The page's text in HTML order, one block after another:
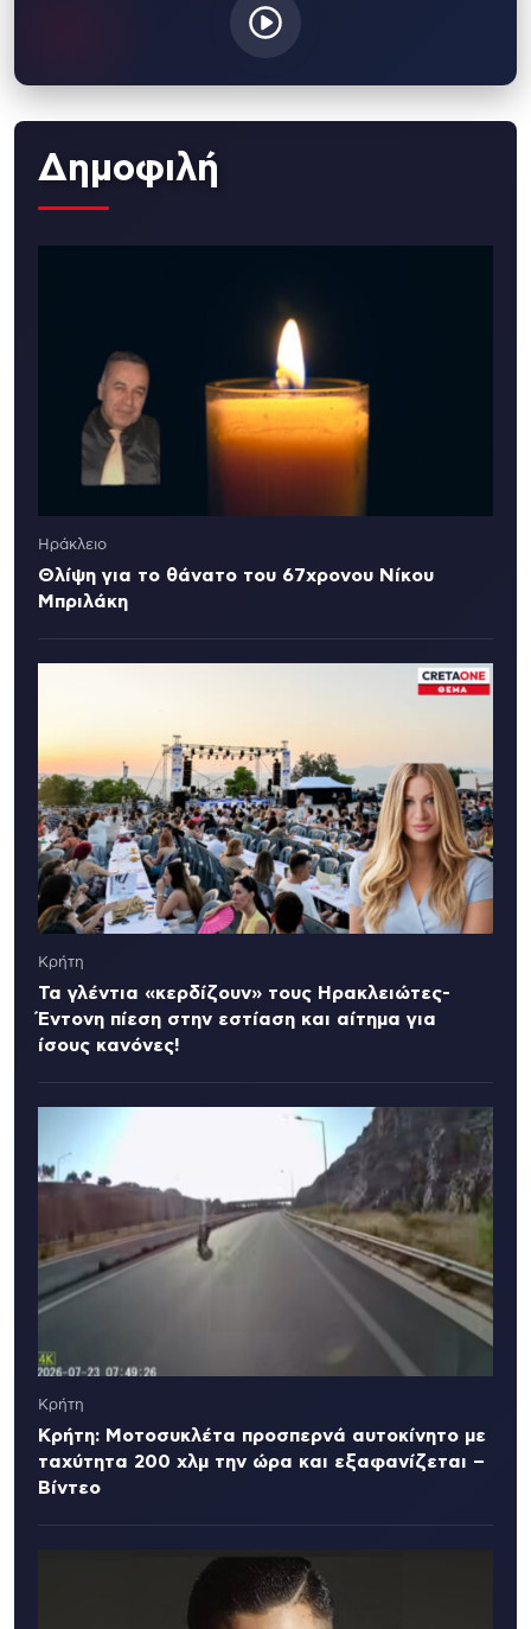
Δημοφιλή
Ηράκλειο
Θλίψη για το θάνατο του 67χρονου Νίκου
Μπριλάκη
Κρήτη
Τα γλέντια «κερδίζουν» τους Ηρακλειώτες-
Έντονη πίεση στην εστίαση και αίτημα για
ίσους κανόνες!
Κρήτη
Κρήτη: Μοτοσυκλέτα προσπερνά αυτοκίνητο με
ταχύτητα 200 χλμ την ώρα και εξαφανίζεται –
Βίντεο